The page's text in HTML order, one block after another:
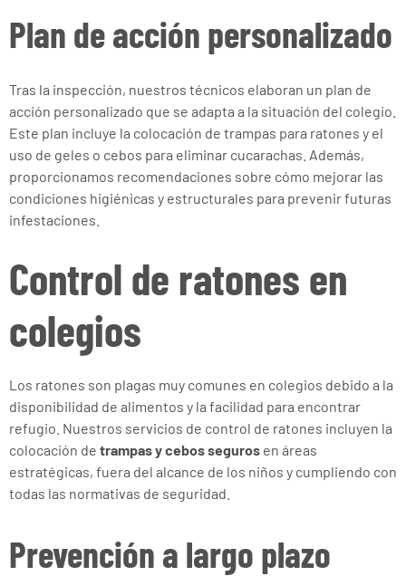
Plan de acción personalizado
Tras la inspección, nuestros técnicos elaboran un plan de
acción personalizado que se adapta a la situación del colegio.
Este plan incluye la colocación de trampas para ratones y el
uso de geles o cebos para eliminar cucarachas. Además,
proporcionamos recomendaciones sobre cómo mejorar las
condiciones higiénicas y estructurales para prevenir futuras
infestaciones.
Control de ratones en
colegios
Los ratones son plagas muy comunes en colegios debido a la
disponibilidad de alimentos y la facilidad para encontrar
refugio. Nuestros servicios de control de ratones incluyen la
colocación de trampas y cebos seguros en áreas
estratégicas, fuera del alcance de los niños y cumpliendo con
todas las normativas de seguridad.
Prevención a largo plazo